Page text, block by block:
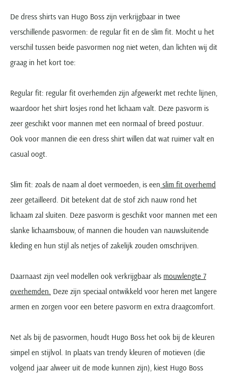
De dress shirts van Hugo Boss zijn verkrijgbaar in twee
verschillende pasvormen: de regular fit en de slim fit. Mocht u het
verschil tussen beide pasvormen nog niet weten, dan lichten wij dit
graag in het kort toe:
Regular fit: regular fit overhemden zijn afgewerkt met rechte lijnen,
waardoor het shirt losjes rond het lichaam valt. Deze pasvorm is
zeer geschikt voor mannen met een normaal of breed postuur.
Ook voor mannen die een dress shirt willen dat wat ruimer valt en
casual oogt.
Slim fit: zoals de naam al doet vermoeden, is een slim fit overhemd
zeer getailleerd. Dit betekent dat de stof zich nauw rond het
lichaam zal sluiten. Deze pasvorm is geschikt voor mannen met een
slanke lichaamsbouw, of mannen die houden van nauwsluitende
kleding en hun stijl als netjes of zakelijk zouden omschrijven.
Daarnaast zijn veel modellen ook verkrijgbaar als mouwlengte 7
overhemden. Deze zijn speciaal ontwikkeld voor heren met langere
armen en zorgen voor een betere pasvorm en extra draagcomfort.
Net als bij de pasvormen, houdt Hugo Boss het ook bij de kleuren
simpel en stijlvol. In plaats van trendy kleuren of motieven (die
volgend jaar alweer uit de mode kunnen zijn), kiest Hugo Boss